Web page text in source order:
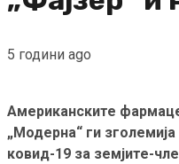
5 години ago
Американските
„Модерна“ ги
ковид-19 за земјите-